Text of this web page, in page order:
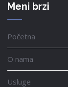
Meni brzi
Početna
O nama
Usluge